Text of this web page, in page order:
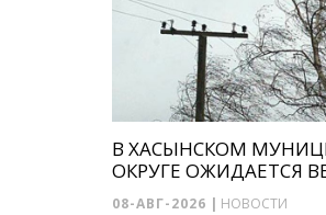
В ХАСЫНСКОМ
ОКРУГЕ ОЖИДАЕТСЯ
08-АВГ-2026 | НОВОСТИ